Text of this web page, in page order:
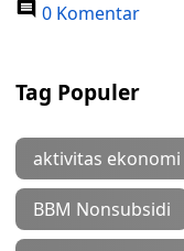
0 Komentar
Tag Populer
aktivitas ekonomi
BBM Nonsubsidi